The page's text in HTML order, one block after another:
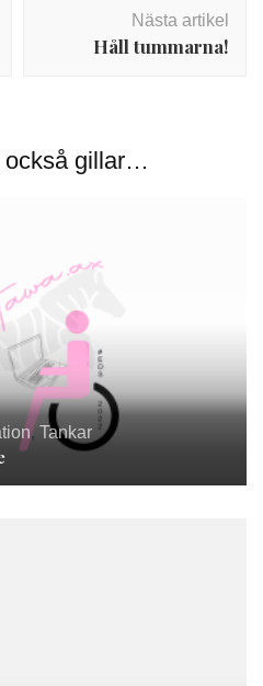
Nästa artikel
Håll tummarna!
också gillar…
, Tankar